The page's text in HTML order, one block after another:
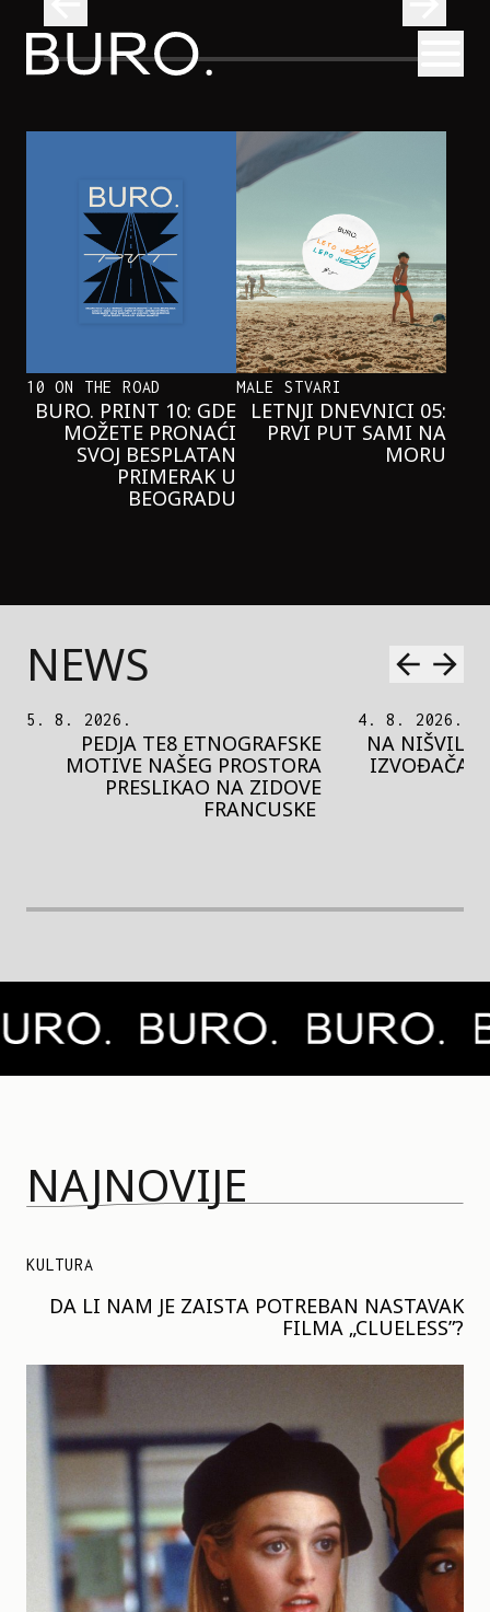
BURO.
BEOGRAD, BAJAGA I OSAMDESETE:
MJUZIKL KOJI NE PROPUŠTAMO
10 ON THE ROAD
BURO. PRINT 10: GDE
MOŽETE PRONAĆI
SVOJ BESPLATAN
PRIMERAK U
BEOGRADU
MALE STVARI
LETNJI DNEVNICI 05:
PRVI PUT SAMI NA
MORU
NEWS
5. 8. 2026.
PEDJA TE8 ETNOGRAFSKE
MOTIVE NAŠEG PROSTORA
PRESLIKAO NA ZIDOVE
FRANCUSKE
4. 8. 2026.
NA NIŠVILU
IZVOĐAČA
NAJNOVIJE
KULTURA
DA LI NAM JE ZAISTA POTREBAN NASTAVAK
FILMA „CLUELESS”?